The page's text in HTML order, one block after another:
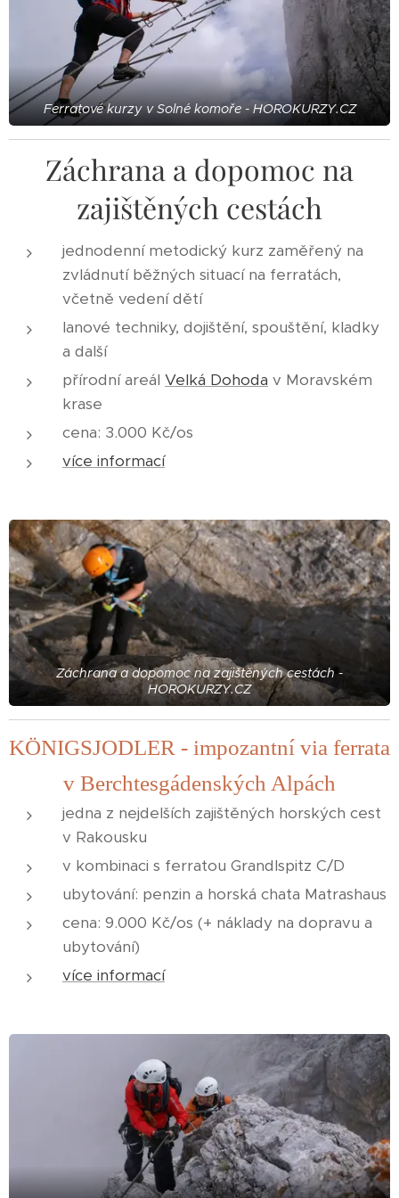
Ferratové kurzy v Solné komoře - HOROKURZY.CZ
Záchrana a dopomoc na
zajištěných cestách
jednodenní metodický kurz zaměřený na
zvládnutí běžných situací na ferratách,
včetně vedení dětí
lanové techniky, dojištění, spouštění, kladky
a další
přírodní areál Velká Dohoda v Moravském
krase
cena: 3.000 Kč/os
více informací
Záchrana a dopomoc na zajištěných cestách -
HOROKURZY.CZ
KÖNIGSJODLER - impozantní via ferrata
v Berchtesgádenských Alpách
jedna z nejdelších zajištěných horských cest
v Rakousku
v kombinaci s ferratou Grandlspitz C/D
ubytování: penzin a horská chata Matrashaus
cena: 9.000 Kč/os (+ náklady na dopravu a
ubytování)
více informací